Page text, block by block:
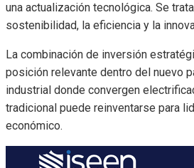
una actualización tecnológica. Se
sostenibilidad, la eficiencia y la
La combinación de inversión
posición relevante dentro del nuevo
industrial donde convergen
tradicional puede reinventarse para
económico.